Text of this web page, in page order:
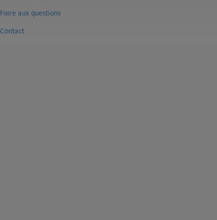
Foire aux questions
Contact